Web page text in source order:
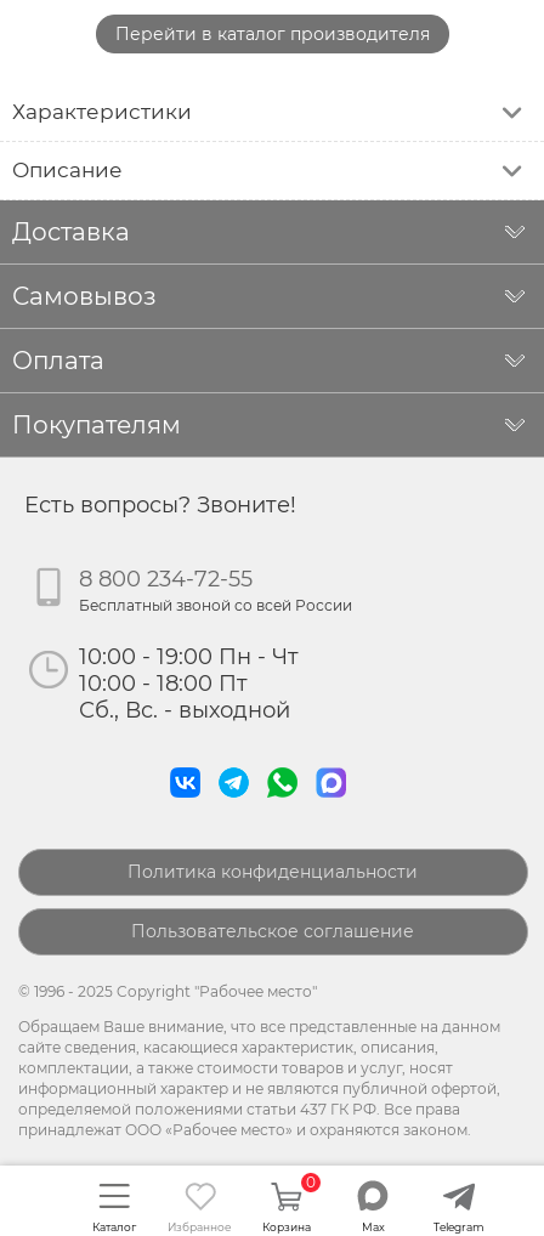
Перейти в каталог производителя
Характеристики
Описание
Доставка
Самовывоз
Оплата
Покупателям
Есть вопросы? Звоните!
8 800 234-72-55
Бесплатный звоной со всей России
10:00 - 19:00 Пн - Чт
10:00 - 18:00 Пт
Сб., Вс. - выходной
Политика конфиденциальности
Пользовательское соглашение
© 1996 - 2025 Copyright "Рабочее место"
Обращаем Ваше внимание, что все представленные на данном
сайте сведения, касающиеся характеристик, описания,
комплектации, а также стоимости товаров и услуг, носят
информационный характер и не являются публичной офертой,
определяемой положениями статьи 437 ГК РФ. Все права
принадлежат ООО «Рабочее место» и охраняются законом.
Каталог Избранное
0
Корзина Max Telegram